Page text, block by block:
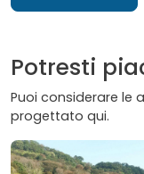
Potresti
Puoi considerare le
progettato qui.